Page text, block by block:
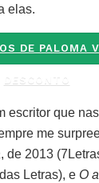
elas.
DE PALOMA
DESCONTO
escritor que
me
, de 2013
Letras), e O